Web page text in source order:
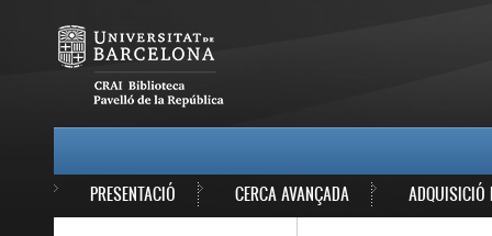
PRESENTACIÓ CERCA AVANÇADA ADQUISICIÓ